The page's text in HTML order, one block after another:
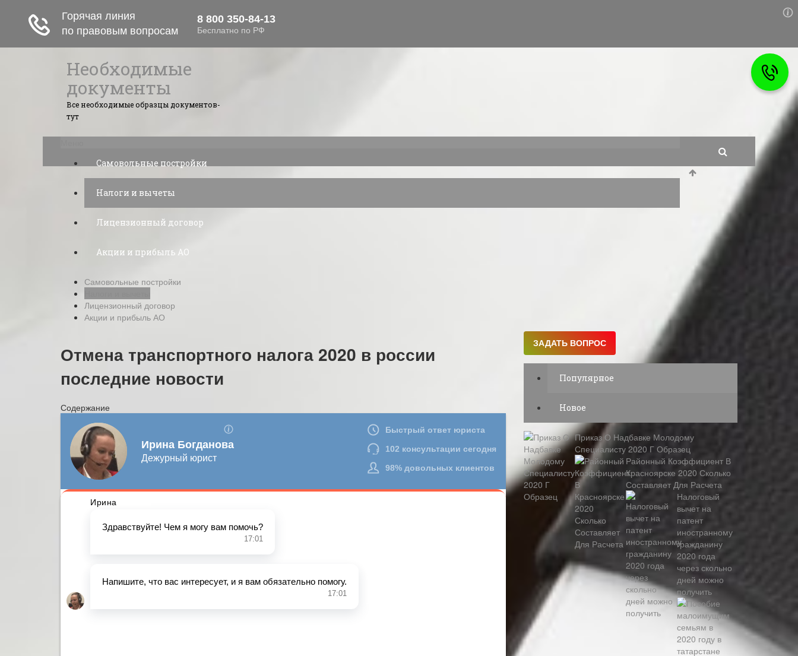
Необходимые
документы
Все необходимые образцы документов-
тут
Самовольные постройки
Налоги и вычеты
Лицензионный договор
Акции и прибыль АО
Самовольные постройки
Лицензионный договор
Акции и прибыль АО
Отмена транспортного налога 2020 в россии
последние новости
Содержание
Популярное
Новое
Приказ О Надбавке Молодому
Специалисту 2020 Г Образец
Районный Коэффициент В
Красноярске 2020 Сколько
Составляет Для Расчета
Налоговый
вычет на
патент
иностранному
гражданину
2020 года
через скольно
дней можно
получить